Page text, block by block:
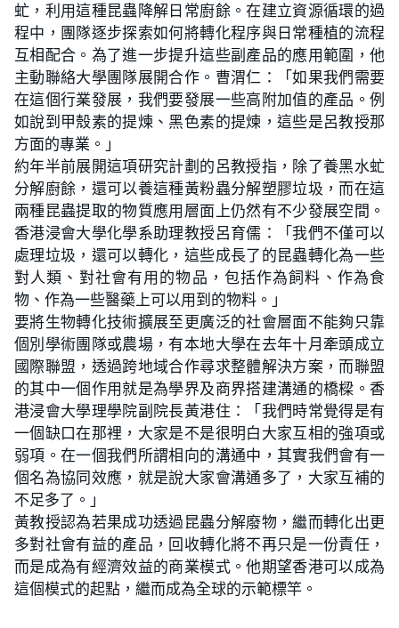
虻，利用這種昆蟲降解日常廚餘。在建立資源循環的過
程中，團隊逐步探索如何將轉化程序與日常種植的流程
互相配合。為了進一步提升這些副產品的應用範圍，他
主動聯絡大學團隊展開合作。曹渭仁：「如果我們需要
在這個行業發展，我們要發展一些高附加值的產品。例
如說到甲殼素的提煉、黑色素的提煉，這些是呂教授那
方面的專業。」
約年半前展開這項研究計劃的呂教授指，除了養黑水虻
分解廚餘，還可以養這種黃粉蟲分解塑膠垃圾，而在這
兩種昆蟲提取的物質應用層面上仍然有不少發展空間。
香港浸會大學化學系助理教授呂育儒：「我們不僅可以
處理垃圾，還可以轉化，這些成長了的昆蟲轉化為一些
對人類、對社會有用的物品，包括作為飼料、作為食
物、作為一些醫藥上可以用到的物料。」
要將生物轉化技術擴展至更廣泛的社會層面不能夠只靠
個別學術團隊或農場，有本地大學在去年十月牽頭成立
國際聯盟，透過跨地域合作尋求整體解決方案，而聯盟
的其中一個作用就是為學界及商界搭建溝通的橋樑。香
港浸會大學理學院副院長黃港住：「我們時常覺得是有
一個缺口在那裡，大家是不是很明白大家互相的強項或
弱項。在一個我們所謂相向的溝通中，其實我們會有一
個名為協同效應，就是說大家會溝通多了，大家互補的
不足多了。」
黃教授認為若果成功透過昆蟲分解廢物，繼而轉化出更
多對社會有益的產品，回收轉化將不再只是一份責任，
而是成為有經濟效益的商業模式。他期望香港可以成為
這個模式的起點，繼而成為全球的示範標竿。